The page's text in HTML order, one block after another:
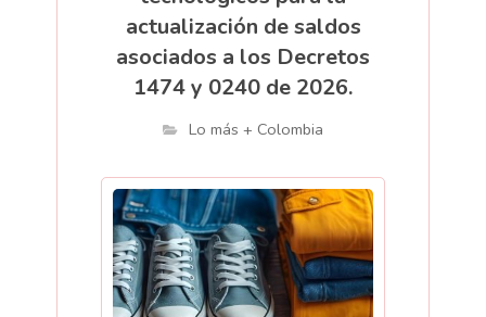
actualización de saldos
asociados a los Decretos
1474 y 0240 de 2026.
Lo más + Colombia